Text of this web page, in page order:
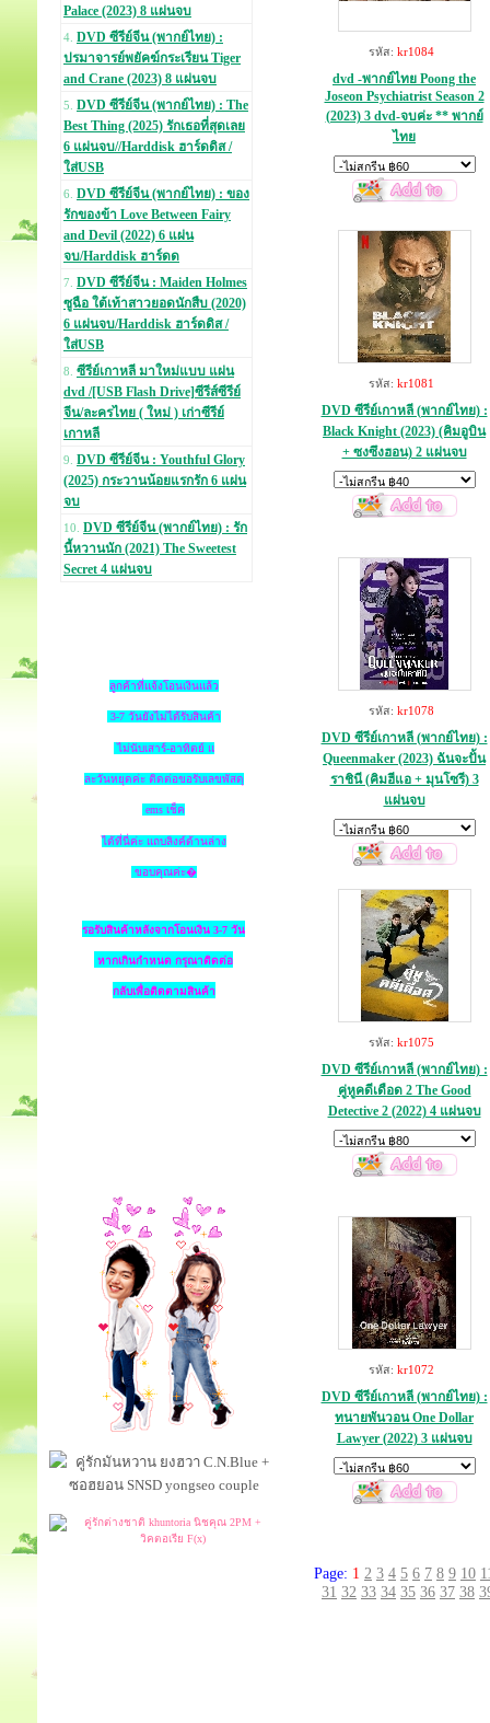
Palace (2023) 8 แผ่นจบ
4. DVD ซีรีย์จีน (พากย์ไทย) :
ปรมาจารย์พยัคฆ์กระเรียน Tiger
and Crane (2023) 8 แผ่นจบ
5. DVD ซีรีย์จีน (พากย์ไทย) : The
Best Thing (2025) รักเธอที่สุดเลย
6 แผ่นจบ//Harddisk ฮาร์ดดิส /
ใส่USB
6. DVD ซีรีย์จีน (พากย์ไทย) : ของ
รักของข้า Love Between Fairy
and Devil (2022) 6 แผ่น
จบ/Harddisk ฮาร์ดด
7. DVD ซีรีย์จีน : Maiden Holmes
ซูฉือ ใต้เท้าสาวยอดนักสืบ (2020)
6 แผ่นจบ/Harddisk ฮาร์ดดิส /
ใส่USB
8. ซีรีย์เกาหลี มาใหม่แบบ แผ่น
dvd /[USB Flash Drive]ซีรีส์ซีรีย์
จีน/ละครไทย ( ใหม่ ) เก่าซีรีย์
เกาหลี
9. DVD ซีรีย์จีน : Youthful Glory
(2025) กระวานน้อยแรกรัก 6 แผ่น
จบ
10. DVD ซีรีย์จีน (พากย์ไทย) : รัก
นี้หวานนัก (2021) The Sweetest
Secret 4 แผ่นจบ
ลูกค้าที่แจ้งโอนเงินแล้ว
3-7 วันยังไม่ได้รับสินค้า
ไม่นับเสาร์-อาทิตย์ แ
ละวันหยุดค่ะ ติดต่อขอรับเลขพัสดุ
ems เช็ค
ได้ที่นี่ค่ะ แถบลิงค์ด้านล่าง
ขอบคุณค่ะ�
รอรับสินค้าหลังจากโอนเงิน 3-7 วัน
หากเกินกำหนด กรุณาติดต่อ
กลับเพื่อติดตามสินค้า
รหัส: kr1084
dvd -พากย์ไทย Poong the
Joseon Psychiatrist Season 2
(2023) 3 dvd-จบค่ะ ** พากย์
ไทย
รหัส: kr1081
DVD ซีรีย์เกาหลี (พากย์ไทย) :
Black Knight (2023) (คิมอูบิน
+ ซงซึงฮอน) 2 แผ่นจบ
รหัส: kr1078
DVD ซีรีย์เกาหลี (พากย์ไทย) :
Queenmaker (2023) ฉันจะปั้น
ราชินี (คิมฮีแอ + มุนโซรี) 3
แผ่นจบ
รหัส: kr1075
DVD ซีรีย์เกาหลี (พากย์ไทย) :
คู่หูคดีเดือด 2 The Good
Detective 2 (2022) 4 แผ่นจบ
รหัส: kr1072
DVD ซีรีย์เกาหลี (พากย์ไทย) :
ทนายพันวอน One Dollar
Lawyer (2022) 3 แผ่นจบ
Page: 1 2 3 4 5 6 7 8 9 10
31 32 33 34 35 36 37 38